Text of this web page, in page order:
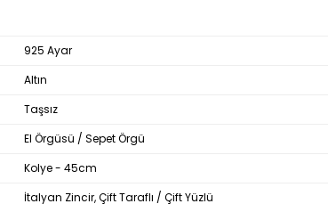
925 Ayar
Altın
Taşsız
El Örgüsü / Sepet Örgü
Kolye - 45cm
İtalyan Zincir, Çift Taraflı / Çift Yüzlü